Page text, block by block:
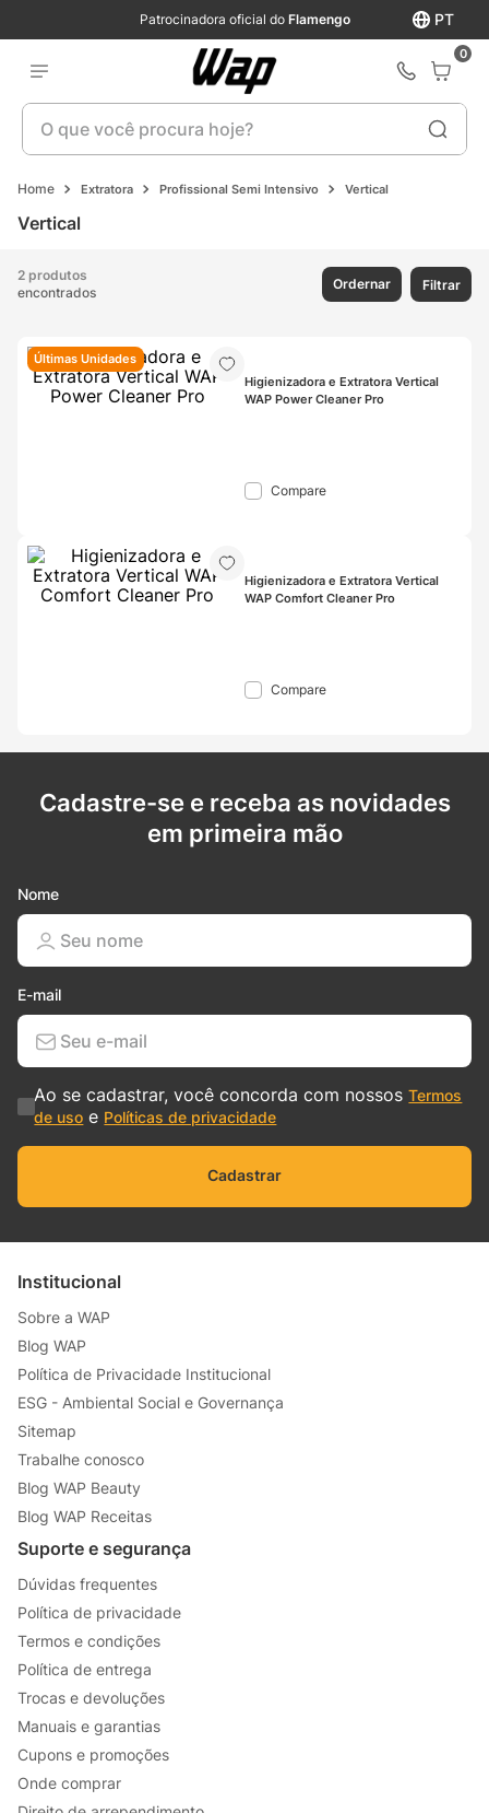
PT
Patrocinadora oficial do Flamengo
0
O que você procura hoje?
Extratora Profissional Semi Intensivo Vertical
Vertical
2 produtos
encontrados
Ordernar Filtrar
Últimas Unidades
Higienizadora e Extratora Vertical
WAP Power Cleaner Pro
Compare
Higienizadora e Extratora Vertical
WAP Comfort Cleaner Pro
Compare
Cadastre-se e receba as novidades
em primeira mão
Nome
E-mail
Ao se cadastrar, você concorda com nossosTermos
de uso e Políticas de privacidade
Cadastrar
Institucional
Sobre a WAP
Blog WAP
Política de Privacidade Institucional
ESG - Ambiental Social e Governança
Sitemap
Trabalhe conosco
Blog WAP Beauty
Blog WAP Receitas
Suporte e segurança
Dúvidas frequentes
Política de privacidade
Termos e condições
Política de entrega
Trocas e devoluções
Manuais e garantias
Cupons e promoções
Onde comprar